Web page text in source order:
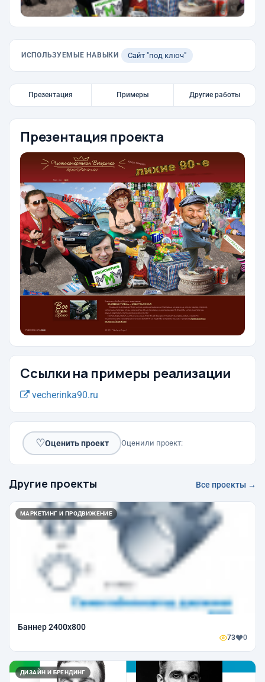
ИСПОЛЬЗУЕМЫЕ НАВЫКИ Сайт "под ключ"
Презентация Примеры Другие работы
Презентация проекта
Ссылки на примеры реализации
vecherinka90.ru
♡Оценить проект Оценили проект:
Другие проекты Все проекты →
МАРКЕТИНГ И ПРОДВИЖЕНИЕ
Баннер 2400х800
73 0
ДИЗАЙН И БРЕНДИНГ